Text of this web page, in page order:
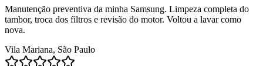
Manutenção preventiva da minha Samsung. Limpeza completa do
tambor, troca dos filtros e revisão do motor. Voltou a lavar como
nova.
Vila Mariana, São Paulo